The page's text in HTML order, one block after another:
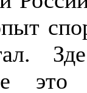
это